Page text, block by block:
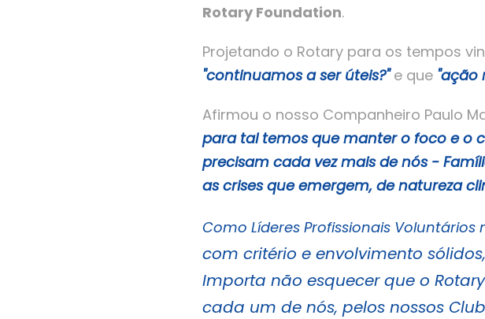
Rotary Foundation.
Projetando o Rotary para os tempos
"continuamos a ser úteis?"e que "ação
Afirmou o nosso Companheiro Paulo
para tal temos que manter o foco e o
precisam cada vez mais de nós -
as crises que emergem, de natureza
Como Líderes Profissionais
com critério e envolvimento
Importa não esquecer que o
cada um de nós, pelos nossos